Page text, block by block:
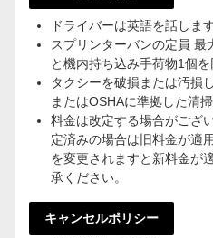
ドライバーは英語を話します
スプリンターバンの定員
と機内持ち込み手荷物1個を
タクシーを破損または汚損
またはOSHAに準拠した清
料金は改定する場合がござ
定済みの場合は旧料金が適
を変更されますと新料金が
承ください。
キャンセルポリシー